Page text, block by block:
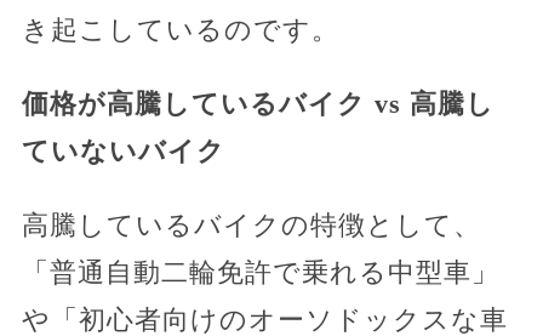
き起こしているのです。
価格が高騰しているバイク vs 高騰し
ていないバイク
高騰しているバイクの特徴として、
「普通自動二輪免許で乗れる中型車」
や「初心者向けのオーソドックスな車